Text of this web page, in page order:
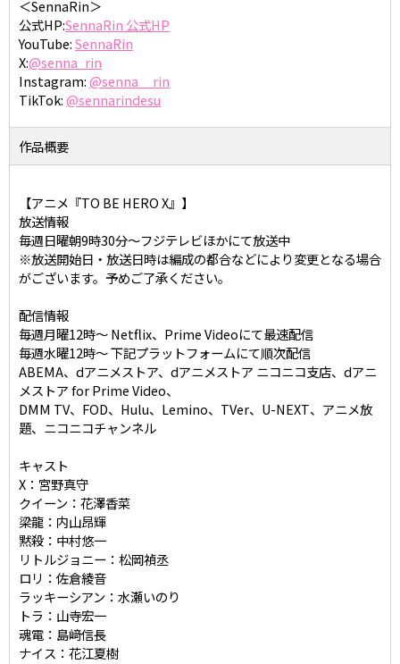
＜SennaRin＞
公式HP:SennaRin 公式HP
YouTube:SennaRin
X:@senna_rin
Instagram:@senna__rin
TikTok:@sennarindesu
作品概要
【アニメ『TO BE HERO X』】
放送情報
毎週日曜朝9時30分〜フジテレビほかにて放送中
※放送開始日・放送日時は編成の都合などにより変更となる場合
がございます。予めご了承ください。
配信情報
毎週月曜12時〜 Netflix、Prime Videoにて最速配信
毎週水曜12時〜 下記プラットフォームにて順次配信
ABEMA、dアニメストア、dアニメストア ニコニコ支店、dアニ
メストア for Prime Video、
DMM TV、FOD、Hulu、Lemino、TVer、U-NEXT、アニメ放
題、ニコニコチャンネル
キャスト
X：宮野真守
クイーン：花澤香菜
梁龍：内山昂輝
黙殺：中村悠一
リトルジョニー：松岡禎丞
ロリ：佐倉綾音
ラッキーシアン：水瀬いのり
トラ：山寺宏一
魂電：島﨑信長
ナイス：花江夏樹